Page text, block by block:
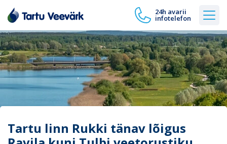
24h avarii
infotelefon
Tartu linn Rukki tänav lõigus